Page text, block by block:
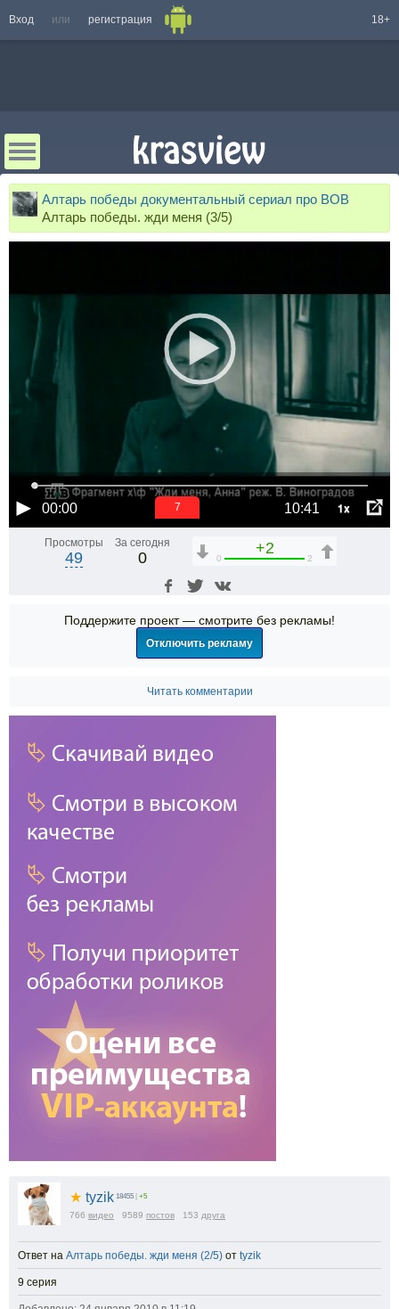
Вход или регистрация 18+
Алтарь победы документальный сериал про ВОВ
Алтарь победы. жди меня (3/5)
00:00 10:41 1x
7
Просмотры
49
За сегодня
0
+2
0 2
Поддержите проект — смотрите без рекламы!
Отключить рекламу
Читать комментарии
★ tyzik 18455 | +5
766 видео 9589 постов 153 друга
Ответ на Алтарь победы. жди меня (2/5) от tyzik
9 серия